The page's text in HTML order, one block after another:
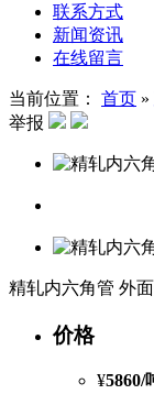
联系方式
新闻资讯
在线留言
当前位置： 首页 »
举报
精轧内六角管 外
价格
¥5860/